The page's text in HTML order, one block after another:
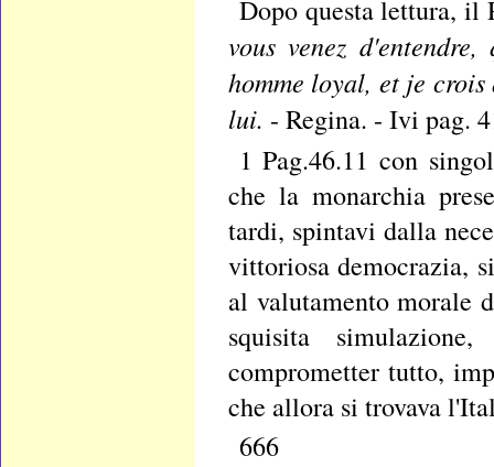
Dopo questa lettura, il
vous venez
homme loyal, et je
lui. - Regina. - Ivi pag.
1 Pag.46.11 con
che la monarchia
tardi, spintavi dalla
vittoriosa democrazia,
al valutamento morale
squisita
comprometter tutto,
che allora si trovava
666